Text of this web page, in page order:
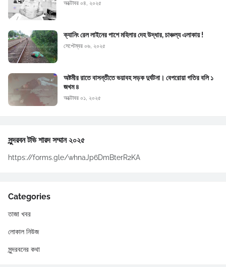
অক্টোবর ০৪, ২০২৫
ক্যানিং রেল লাইনের পাশে মহিলার দেহ উদ্ধার, চাঞ্চল্য এলাকায় !
সেপ্টেম্বর ০৬, ২০২৫
অষ্টমীর রাতে বাসন্তীতে ভয়াবহ সড়ক দুর্ঘটনা। বেপরোয়া গতির বলি ১
জখম ৪
অক্টোবর ০১, ২০২৫
সুন্দরবন টভি শারদ সম্মান ২০২৫
https://forms.gle/whnaJp6DmBterR2KA
Categories
তাজা খবর
লোকাল নিউজ
সুন্দরবনের কথা